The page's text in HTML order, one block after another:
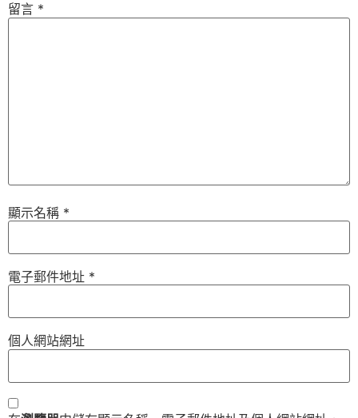
留言 *
顯示名稱 *
電子郵件地址 *
個人網站網址